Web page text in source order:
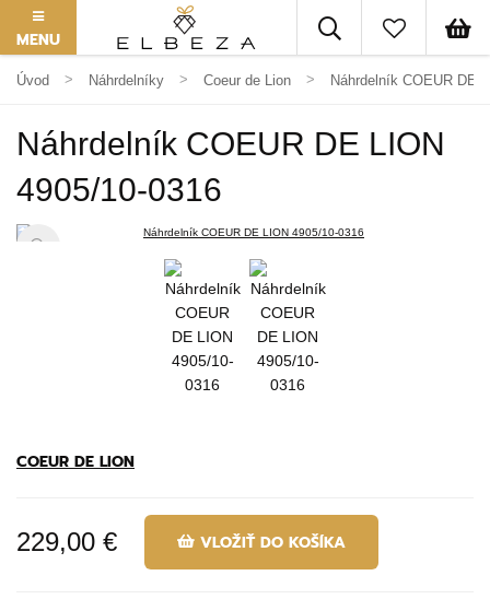
MENU
Úvod Náhrdelníky Coeur de Lion Náhrdelník COEUR DE
Náhrdelník COEUR DE LION
4905/10-0316
COEUR DE LION
229,00 € VLOŽIŤ DO KOŠÍKA